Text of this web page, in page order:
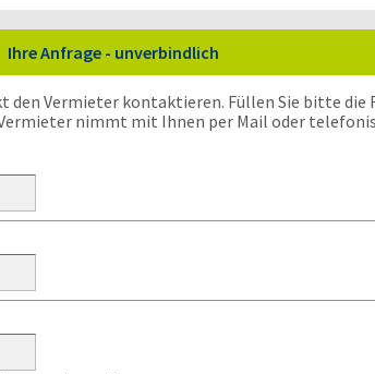
Ihre Anfrage - unverbindlich
den Vermieter kontaktieren. Füllen Sie bitte
nimmt mit Ihnen per Mail oder